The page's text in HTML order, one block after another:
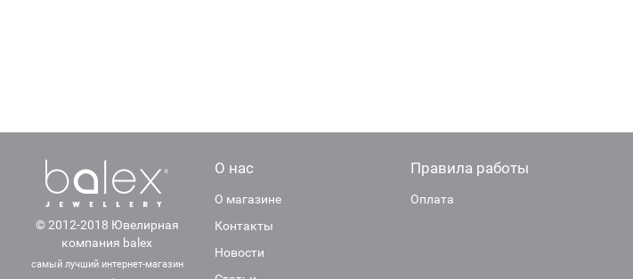
© 2012-2018 Ювелирная
компания balex
самый лучший интернет-магазин
О нас
О магазине
Контакты
Новости
Правила работы
Оплата